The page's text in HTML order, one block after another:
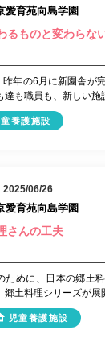
愛育苑向島学園
るものと変わらな
年の6月に新園舎が
も職員も、新しい施
童養護施設
2025/06/26
愛育苑向島学園
さんの工夫
ために、日本の郷土
郷土料理シリーズが展
児童養護施設